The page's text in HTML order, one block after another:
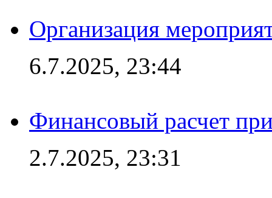
Организация
6.7.2025, 23:44
Финансовый расчет
2.7.2025, 23:31